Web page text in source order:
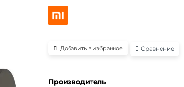
Добавить в избранное Сравнение
Производитель